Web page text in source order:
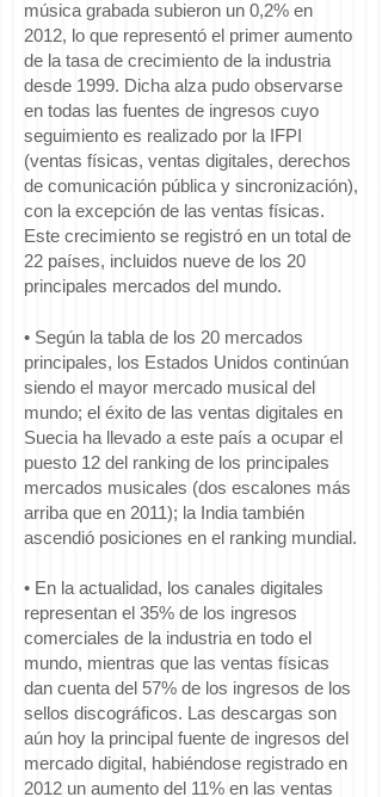
música grabada subieron un 0,2% en
2012, lo que representó el primer aumento
de la tasa de crecimiento de la industria
desde 1999. Dicha alza pudo observarse
en todas las fuentes de ingresos cuyo
seguimiento es realizado por la IFPI
(ventas físicas, ventas digitales, derechos
de comunicación pública y sincronización),
con la excepción de las ventas físicas.
Este crecimiento se registró en un total de
22 países, incluidos nueve de los 20
principales mercados del mundo.
• Según la tabla de los 20 mercados
principales, los Estados Unidos continúan
siendo el mayor mercado musical del
mundo; el éxito de las ventas digitales en
Suecia ha llevado a este país a ocupar el
puesto 12 del ranking de los principales
mercados musicales (dos escalones más
arriba que en 2011); la India también
ascendió posiciones en el ranking mundial.
• En la actualidad, los canales digitales
representan el 35% de los ingresos
comerciales de la industria en todo el
mundo, mientras que las ventas físicas
dan cuenta del 57% de los ingresos de los
sellos discográficos. Las descargas son
aún hoy la principal fuente de ingresos del
mercado digital, habiéndose registrado en
2012 un aumento del 11% en las ventas